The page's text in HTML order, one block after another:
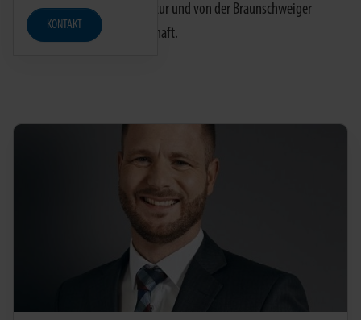
KONTAKT
Stiftungen, von Börse bis Kultur und von der Braunschweiger
Privatbank bis zur Weltwirtschaft.